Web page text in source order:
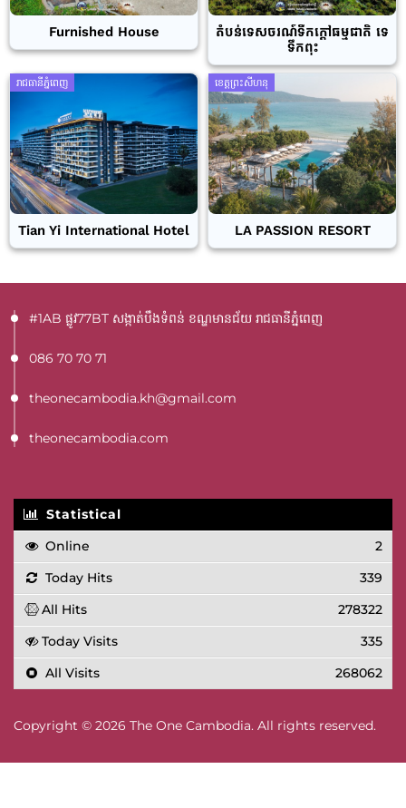
Furnished House
តំបន់ទេសចរណ៍ទឹកក្តៅធម្មជាតិ ទេ
ទឹកពុះ
រាជធានីភ្នំពេញ
Tian Yi International Hotel
ខេត្តព្រះសីហនុ
LA PASSION RESORT
#1AB ផ្លូវ77BT​ សង្កាត់បឹងទំពន់ ខណ្ឌមានជ័យ រាជធានីភ្នំពេញ
086 70 70 71
theonecambodia.kh@gmail.com
theonecambodia.com
Statistical
Online
2
Today Hits
339
All Hits
278322
Today Visits
335
All Visits
268062
Copyright © 2026 The One Cambodia. All rights reserved.